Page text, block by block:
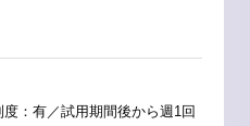
：有／試用期間後から週1回